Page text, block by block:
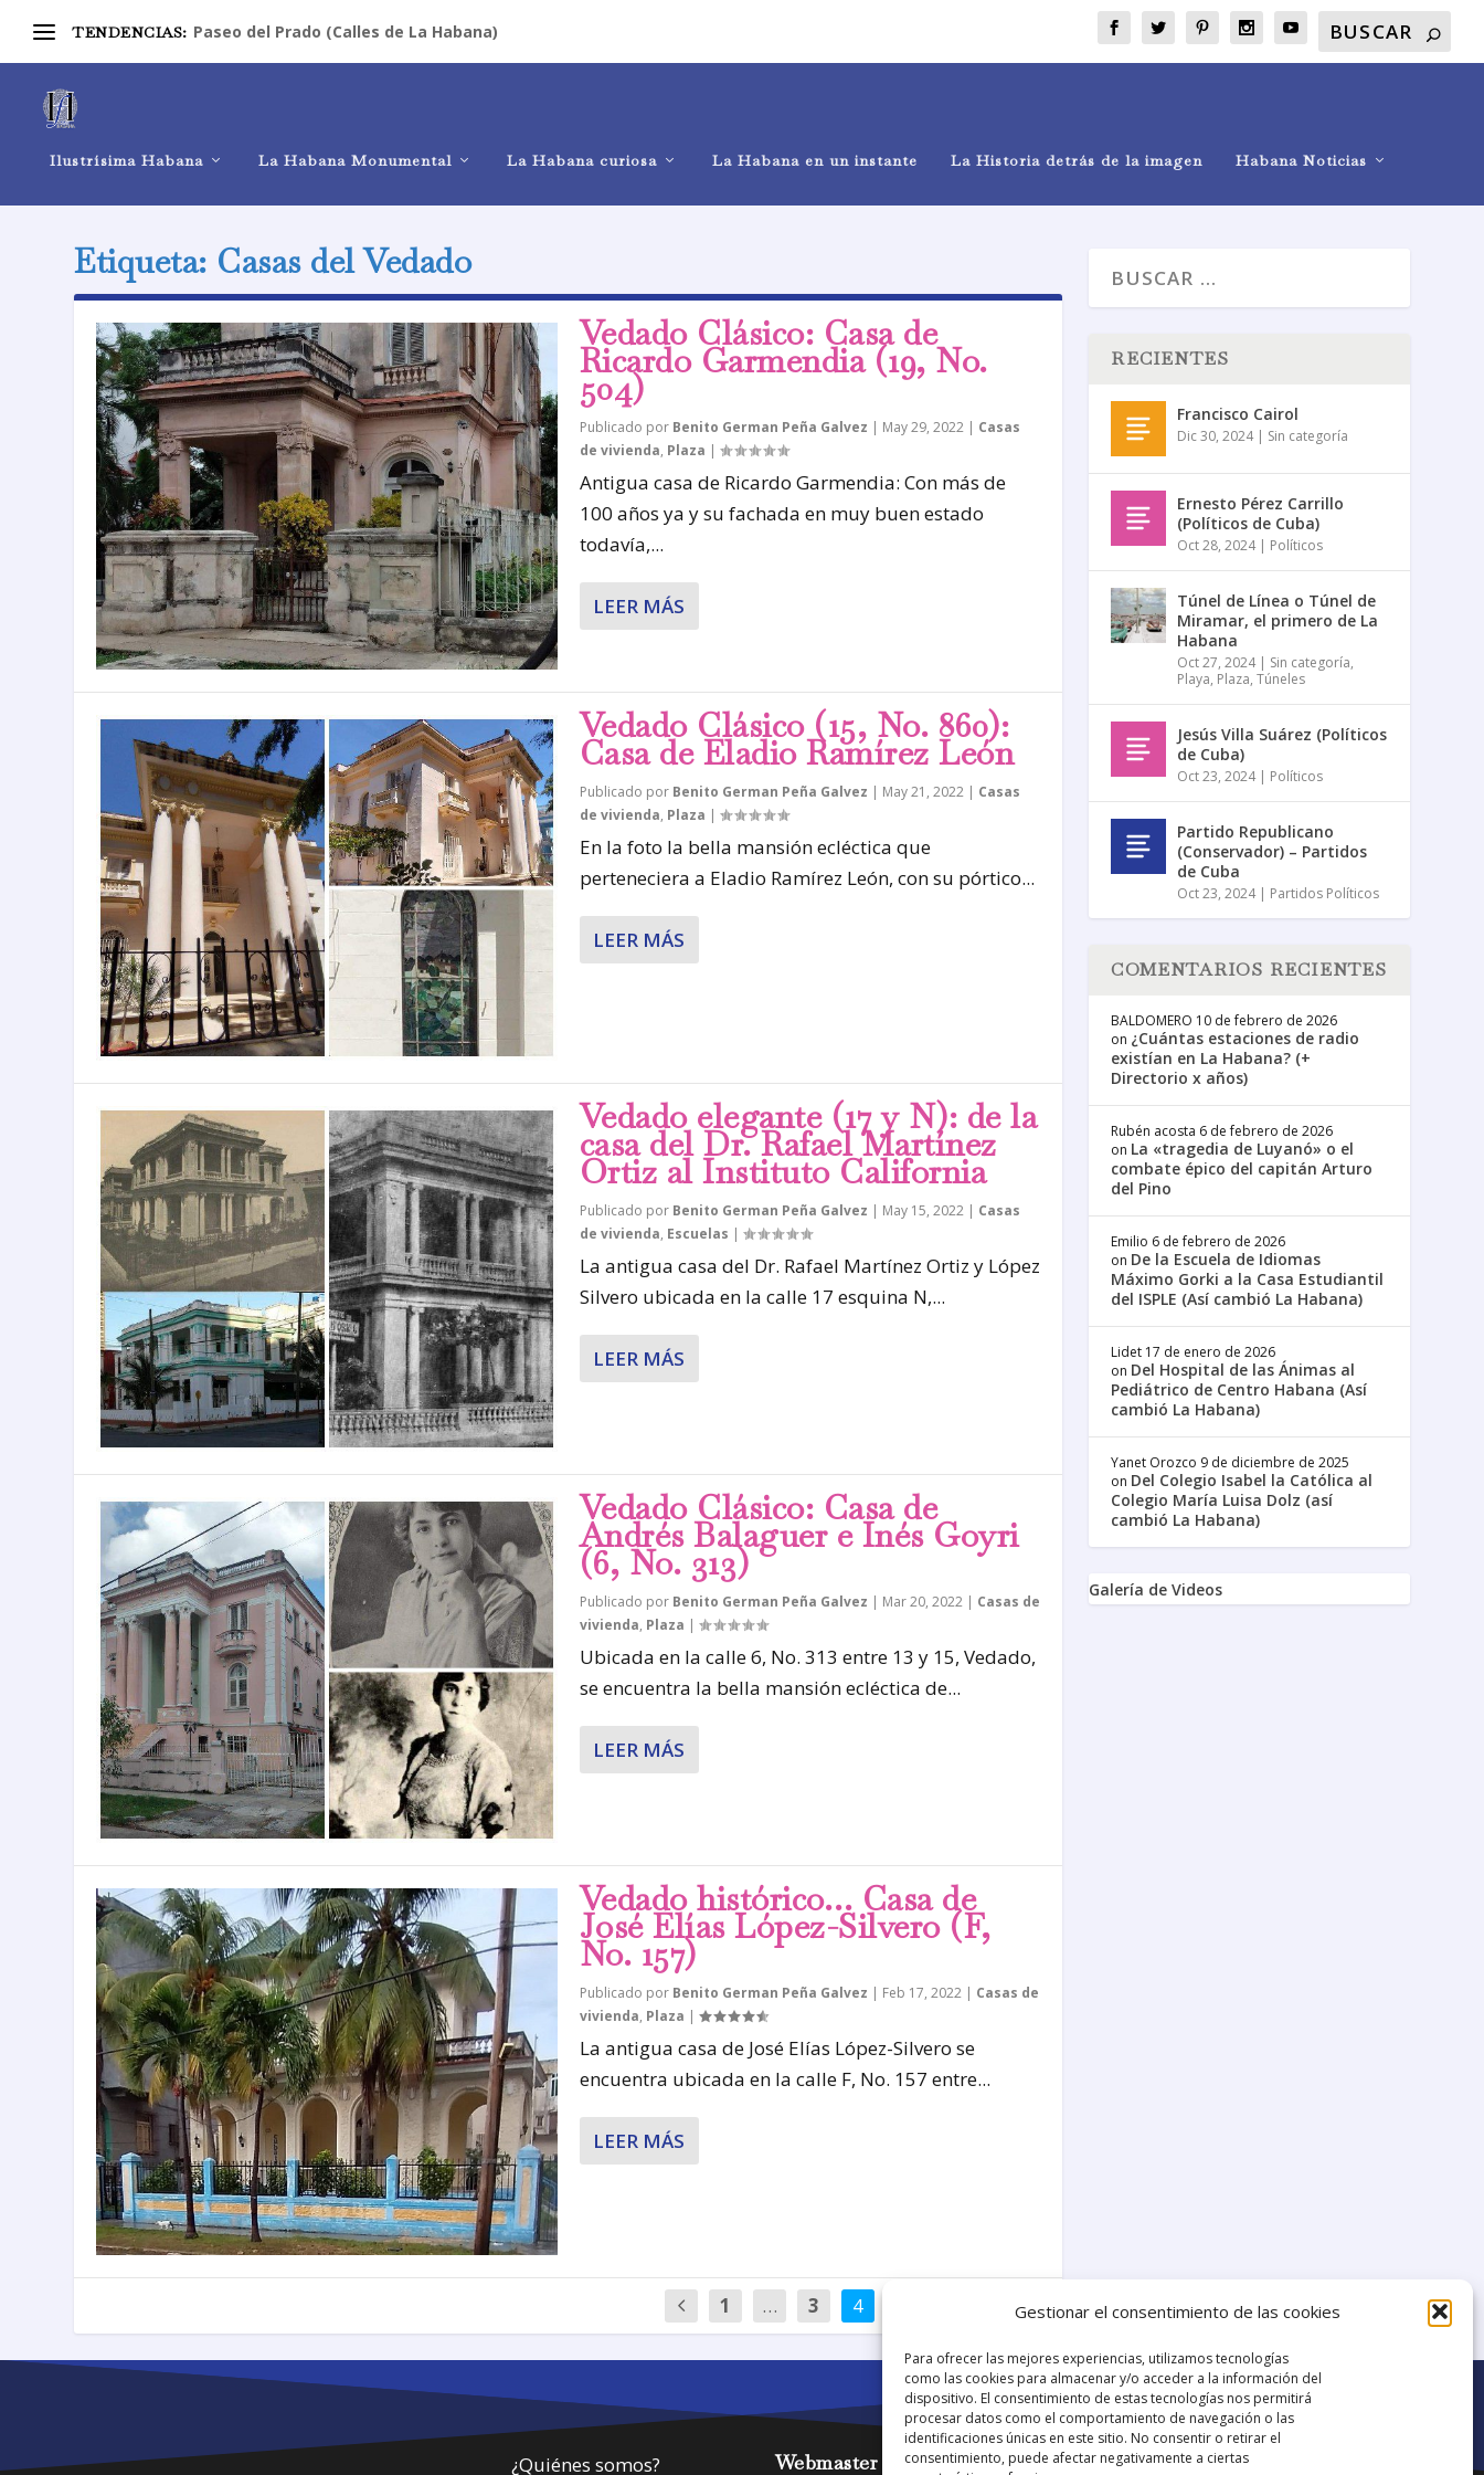
Gestionar el consentimiento de las cookies
Para ofrecer las mejores experiencias, utilizamos tecnologías
como las cookies para almacenar y/o acceder a la información del
dispositivo. El consentimiento de estas tecnologías nos permitirá
procesar datos como el comportamiento de navegación o las
identificaciones únicas en este sitio. No consentir o retirar el
consentimiento, puede afectar negativamente a ciertas
TENDENCIAS: Paseo del Prado (Calles de La Habana)
Ilustrísima Habana La Habana Monumental La Habana curiosa La Habana en un instante La Historia detrás de la imagen Habana Noticias
Etiqueta: Casas del Vedado
Vedado Clásico: Casa de
Ricardo Garmendia (19, No.
504)
Publicado por Benito German Peña Galvez | May 29, 2022| Casas
de vivienda, Plaza |
Antigua casa de Ricardo Garmendia: Con más de
100 años ya y su fachada en muy buen estado
todavía,...
LEER MÁS
Vedado Clásico (15, No. 860):
Casa de Eladio Ramírez León
Publicado por Benito German Peña Galvez | May 21, 2022| Casas
de vivienda, Plaza |
En la foto la bella mansión ecléctica que
perteneciera a Eladio Ramírez León, con su pórtico...
LEER MÁS
Vedado elegante (17 y N): de la
casa del Dr. Rafael Martínez
Ortiz al Instituto California
Publicado por Benito German Peña Galvez | May 15, 2022| Casas
de vivienda, Escuelas |
La antigua casa del Dr. Rafael Martínez Ortiz y López
Silvero ubicada en la calle 17 esquina N,...
LEER MÁS
Vedado Clásico: Casa de
Andrés Balaguer e Inés Goyri
(6, No. 313)
Publicado por Benito German Peña Galvez | Mar 20, 2022| Casas de
vivienda, Plaza |
Ubicada en la calle 6, No. 313 entre 13 y 15, Vedado,
se encuentra la bella mansión ecléctica de...
LEER MÁS
Vedado histórico… Casa de
José Elías López-Silvero (F,
No. 157)
Publicado por Benito German Peña Galvez | Feb 17, 2022| Casas de
vivienda, Plaza |
La antigua casa de José Elías López-Silvero se
encuentra ubicada en la calle F, No. 157 entre...
LEER MÁS
1 … 3 4
RECIENTES
Francisco Cairol
Dic 30, 2024| Sin categoría
Ernesto Pérez Carrillo
(Políticos de Cuba)
Oct 28, 2024| Políticos
Túnel de Línea o Túnel de
Miramar, el primero de La
Habana
Oct 27, 2024| Sin categoría,
Playa, Plaza,Túneles
Jesús Villa Suárez (Políticos
de Cuba)
Oct 23, 2024| Políticos
Partido Republicano
(Conservador) – Partidos
de Cuba
Oct 23, 2024| Partidos Políticos
COMENTARIOS RECIENTES
BALDOMERO 10 de febrero de 2026
on ¿Cuántas estaciones de radio
existían en La Habana? (+
Directorio x años)
Rubén acosta 6 de febrero de 2026
on La «tragedia de Luyanó» o el
combate épico del capitán Arturo
del Pino
Emilio 6 de febrero de 2026
on De la Escuela de Idiomas
Máximo Gorki a la Casa Estudiantil
del ISPLE (Así cambió La Habana)
Lidet 17 de enero de 2026
on Del Hospital de las Ánimas al
Pediátrico de Centro Habana (Así
cambió La Habana)
Yanet Orozco 9 de diciembre de 2025
on Del Colegio Isabel la Católica al
Colegio María Luisa Dolz (así
cambió La Habana)
Galería de Videos
¿Quiénes somos? Webmaster